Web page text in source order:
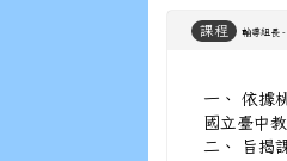
課程 輔導組長-
一、 依據
國立臺中
二、 旨揭